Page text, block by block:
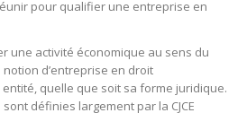
pour qualifier une entreprise en
une activité économique au sens du
d’entreprise en droit
quelle que soit sa forme juridique.
définies largement par la CJCE